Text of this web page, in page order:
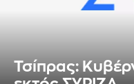
Τσίπρας: